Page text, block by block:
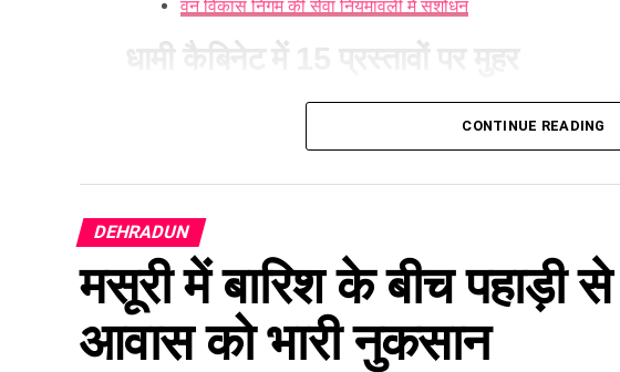
वन विकास निगम की सेवा नियमावली में संशोधन
धामी कैबिनेट में 15 प्रस्तावों पर मुहर
आज हुई कैबिनेट की बैठक में 15 प्रस्तावों पर मुहर लगी है। कैबिनेट ने
करने का निर्णय लिया है। पात्र लोगों को सब्सिडी मिलेगी और वे गाय
श्रमिकों के लिए बड़ा फैसला
कैबिनेट ने
होगा। पुरुष और महिला कर्मचारियों को समान काम के लिए समान
CONTINUE READING
DEHRADUN
मसूरी में बारिश के बीच पहाड़ी
आवास को भारी नुकसान